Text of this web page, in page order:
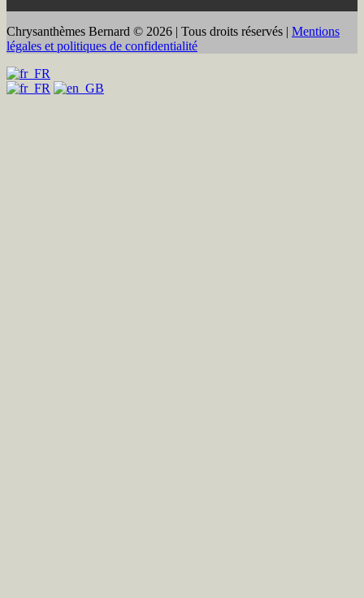
Chrysanthèmes Bernard © 2026 | Tous droits réservés | Mentions
légales et politiques de confidentialité